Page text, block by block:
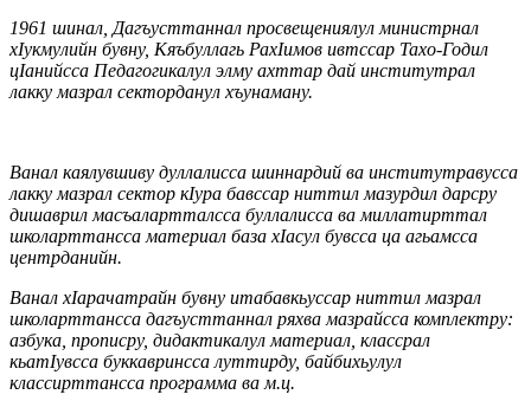
1961 шинал, Дагъусттаннал просвещениялул министрнал
хIукмулийн бувну, Кяъбуллагь РахIимов ивтссар Тахо-Годил
цIанийсса Педагогикалул элму ахттар дай институтрал
лакку мазрал секторданул хъунаману.
Ванал каялувшиву дуллалисса шиннардий ва институтравусса
лакку мазрал сектор кIура бавссар ниттил мазурдил дарсру
дишаврил масъалартталсса буллалисса ва миллатирттал
школарттансса материал база хIасул бувсса ца агьамсса
центрданийн.
Ванал хIарачатрайн бувну итабавкьуссар ниттил мазрал
школарттансса дагъусттаннал ряхва мазрайсса комплектру:
азбука, прописру, дидактикалул материал, классрал
кьатIувсса буккавринсса луттирду, байбихьулул
классирттансса программа ва м.ц.